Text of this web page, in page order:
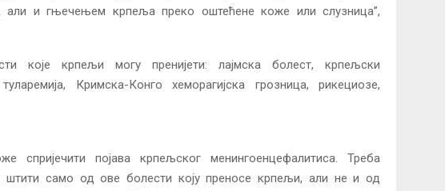
али и гњечењем крпеља преко оштећене коже или слузница”,
које крпељи могу пренијети: лајмска болест, крпељски
Кримска-Конго хеморагијска грозница, рикециозе,
спријечити појава крпељског менингоенцефалитиса. Треба
штити само од ове болести коју преносе крпељи, али не и од